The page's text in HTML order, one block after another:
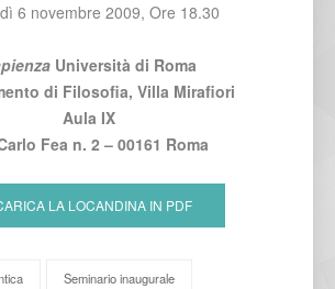
6 novembre 2009, Ore 18.30
Università di Roma
di Filosofia, Villa Mirafiori
Aula IX
Fea n. 2 – 00161 Roma
LA LOCANDINA IN PDF
Seminario inaugurale